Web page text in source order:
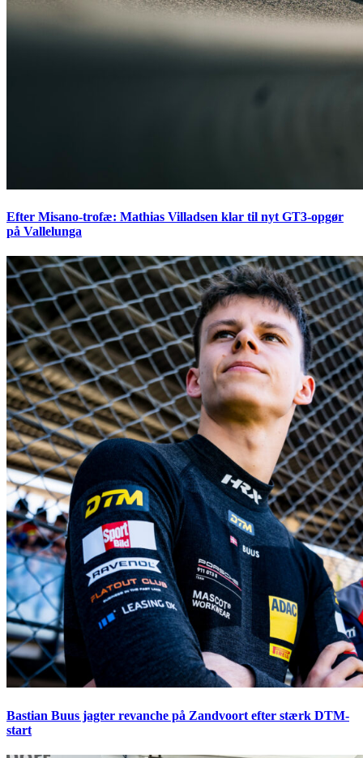
Efter Misano-trofæ: Mathias Villadsen klar til nyt GT3-opgør
på Vallelunga
Bastian Buus jagter revanche på Zandvoort efter stærk DTM-
start